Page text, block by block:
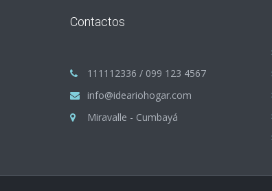
Contactos
111112336 / 099 123 4567
info@ideariohogar.com
Miravalle - Cumbayá